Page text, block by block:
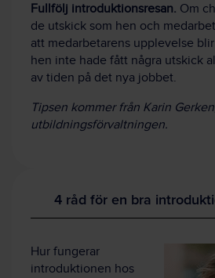
Fullfölj introduktionsresan. Om
de utskick som hen och
att medarbetarens upplevelse
hen inte hade fått några utskick
av tiden på det nya jobbet.
Tipsen kommer från Karin
utbildningsförvaltningen.
4 råd för en bra
Hur fungerar
introduktionen hos